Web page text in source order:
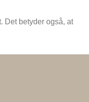
Det betyder også, at